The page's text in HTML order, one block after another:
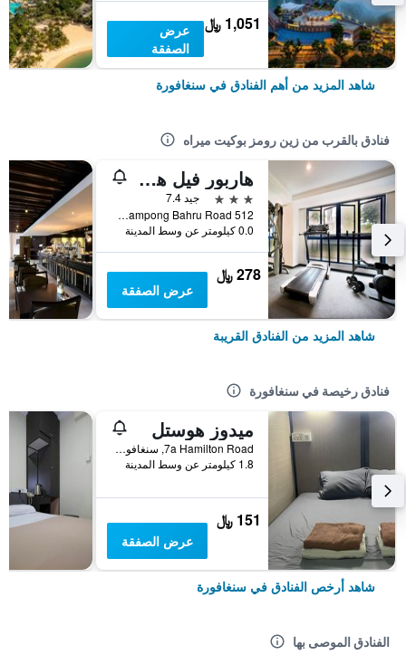
1,051 ﷼
عرض
الصفقة
شاهد المزيد من أهم الفنادق في سنغافورة
فنادق بالقرب من زين رومز بوكيت ميراه
هاربور فيل هوتل
3 نجوم
جيد 7.4
512 Kampong Bahru Road, سنغافورة, سنغافورة
0.0 كيلومتر عن وسط المدينة
278 ﷼
عرض الصفقة
شاهد المزيد من الفنادق القريبة
فنادق رخيصة في سنغافورة
ميدوز هوستل
7a Hamilton Road, سنغافورة, سنغافورة
1.8 كيلومتر عن وسط المدينة
151 ﷼
عرض الصفقة
شاهد أرخص الفنادق في سنغافورة
الفنادق الموصى بها